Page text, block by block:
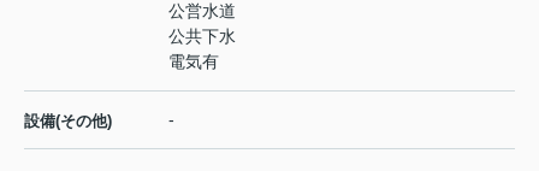
公営水道
公共下水
電気有
設備(その他) -